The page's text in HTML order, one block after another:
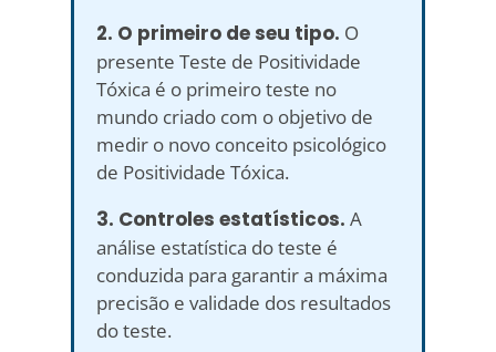
2. O primeiro de seu tipo. O
presente Teste de Positividade
Tóxica é o primeiro teste no
mundo criado com o objetivo de
medir o novo conceito psicológico
de Positividade Tóxica.
3. Controles estatísticos. A
análise estatística do teste é
conduzida para garantir a máxima
precisão e validade dos resultados
do teste.